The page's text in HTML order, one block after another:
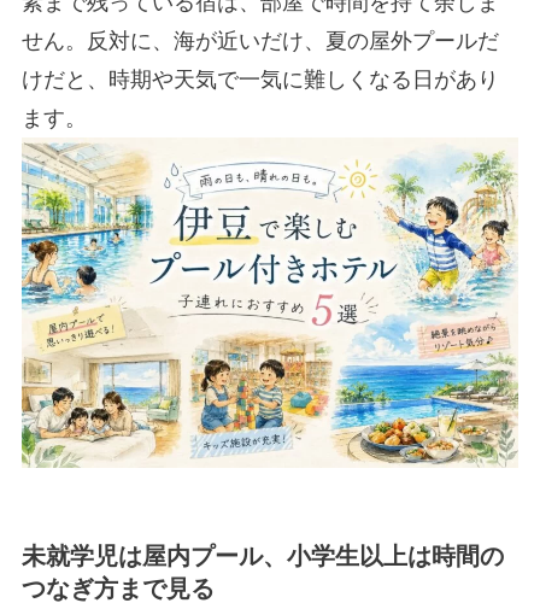
せん。反対に、海が近いだけ、夏の屋外プールだ
けだと、時期や天気で一気に難しくなる日があり
ます。
未就学児は屋内プール、小学生以上は時間の
つなぎ方まで見る